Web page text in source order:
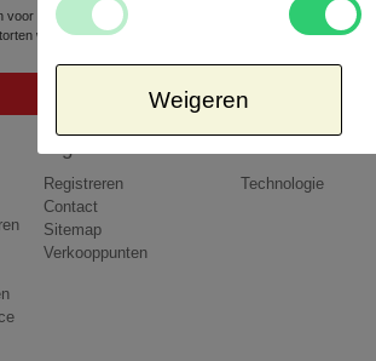
voor pakketten tot 5kg. Het kan voorkomen dat de door u
wij het teveel betaalde bedrag terug op uw rekening.
Registreren
Contact
Sitemap
Verkooppunten
Technologie
Weigeren